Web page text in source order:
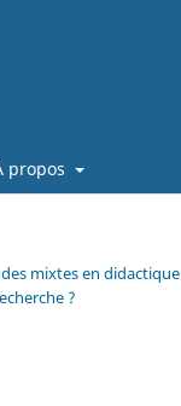
propos
mixtes en
?